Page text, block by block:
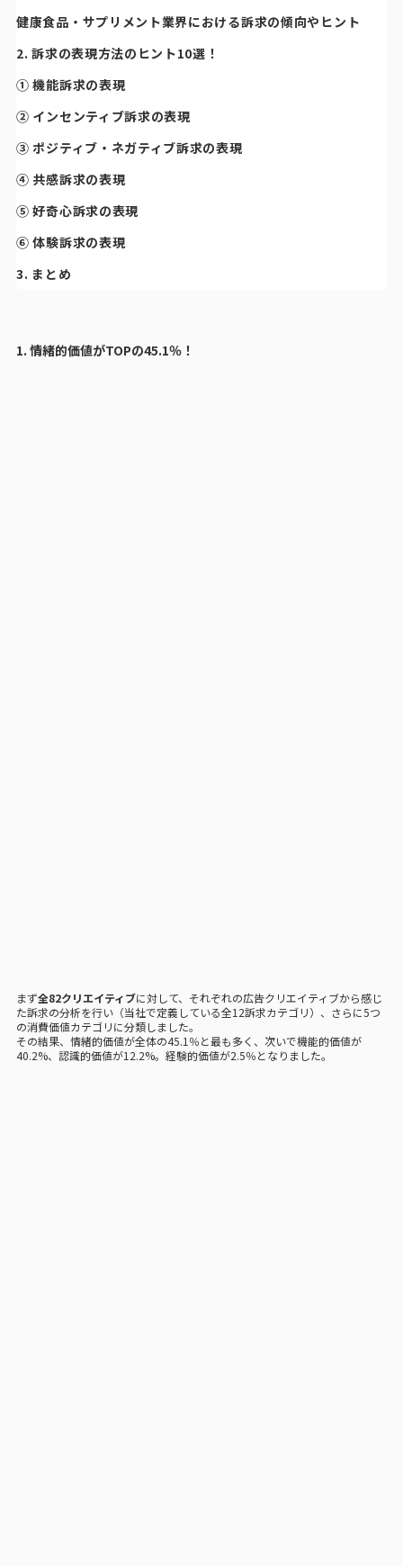
健康食品・サプリメント業界における訴求の傾向やヒント
2. 訴求の表現方法のヒント10選！
① 機能訴求の表現
② インセンティブ訴求の表現
③ ポジティブ・ネガティブ訴求の表現
④ 共感訴求の表現
⑤ 好奇心訴求の表現
⑥ 体験訴求の表現
3. まとめ
1. 情緒的価値がTOPの45.1％！
まず全82クリエイティブに対して、それぞれの広告クリエイティブから感じ
た訴求の分析を行い（当社で定義している全12訴求カテゴリ）、さらに5つ
の消費価値カテゴリに分類しました。
その結果、情緒的価値が全体の45.1％と最も多く、次いで機能的価値が
40.2%、認識的価値が12.2%。経験的価値が2.5％となりました。